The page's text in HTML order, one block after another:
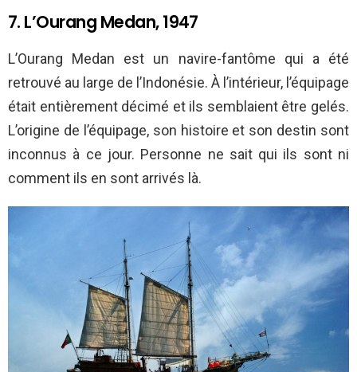
7. L’Ourang Medan, 1947
L’Ourang Medan est un navire-fantôme qui a été
retrouvé au large de l’Indonésie. À l’intérieur, l’équipage
était entièrement décimé et ils semblaient être gelés.
L’origine de l’équipage, son histoire et son destin sont
inconnus à ce jour. Personne ne sait qui ils sont ni
comment ils en sont arrivés là.